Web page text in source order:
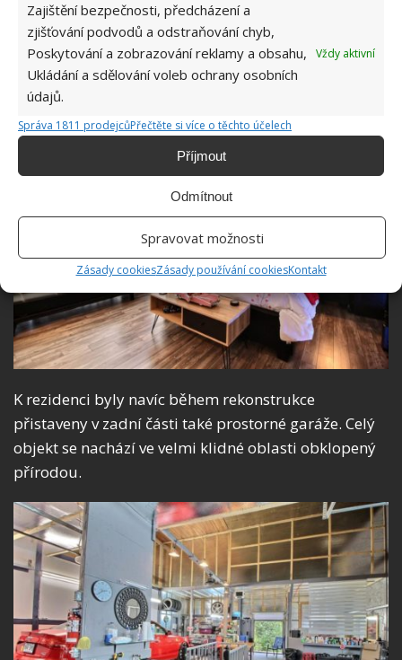
Zajištění bezpečnosti, předcházení a
zjišťování podvodů a odstraňování chyb,
Poskytování a zobrazování reklamy a obsahu,
Ukládání a sdělování voleb ochrany osobních
údajů.
Vždy aktivní
Správa 1811 prodejcůPřečtěte si více o těchto účelech
Příjmout
Odmítnout
Spravovat možnosti
Zásady cookiesZásady používání cookiesKontakt
K rezidenci byly navíc během rekonstrukce
přistaveny v zadní části také prostorné garáže. Celý
objekt se nachází ve velmi klidné oblasti obklopený
přírodou.